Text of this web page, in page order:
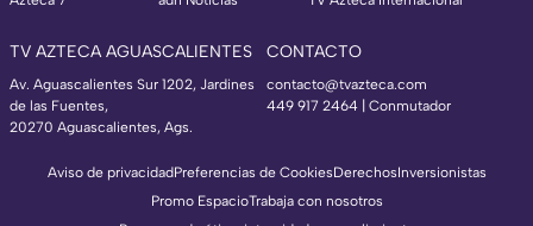
TV AZTECA AGUASCALIENTES
Av. Aguascalientes Sur 1202, Jardines
de las Fuentes,
20270 Aguascalientes, Ags.
CONTACTO
contacto@tvazteca.com
449 917 2464 | Conmutador
Aviso de privacidadPreferencias de CookiesDerechosInversionistas
Promo EspacioTrabaja con nosotros